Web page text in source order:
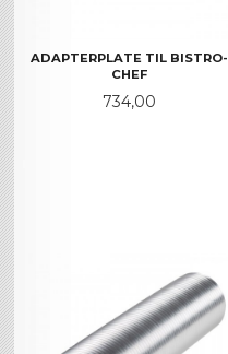
ADAPTERPLATE TIL BISTRO-
CHEF
Pris
734,00